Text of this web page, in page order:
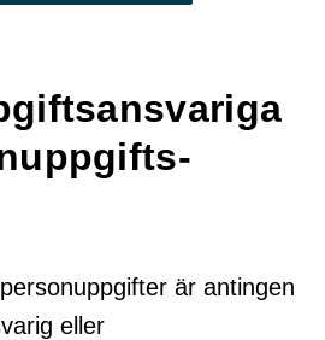
är antingen
eller